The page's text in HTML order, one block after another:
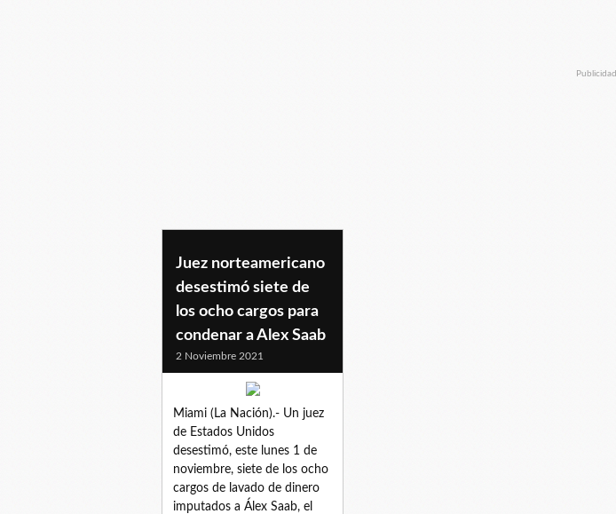
Publicidad
robertscola
Juez norteamericano
desestimó siete de
los ocho cargos para
condenar a Alex Saab
2 Noviembre 2021
Miami (La Nación).- Un juez
de Estados Unidos
desestimó, este lunes 1 de
noviembre, siete de los ocho
cargos de lavado de dinero
imputados a Álex Saab, el